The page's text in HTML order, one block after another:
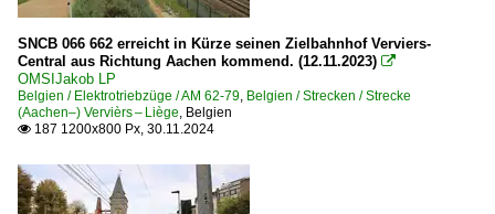
SNCB 066 662 erreicht in Kürze seinen Zielbahnhof Verviers-
Central aus Richtung Aachen kommend. (12.11.2023) 
OMSIJakob LP
Belgien / Elektrotriebzüge / AM 62-79, Belgien / Strecken / Strecke
(Aachen–) Vervièrs – Liège, Belgien
 187 1200x800 Px, 30.11.2024